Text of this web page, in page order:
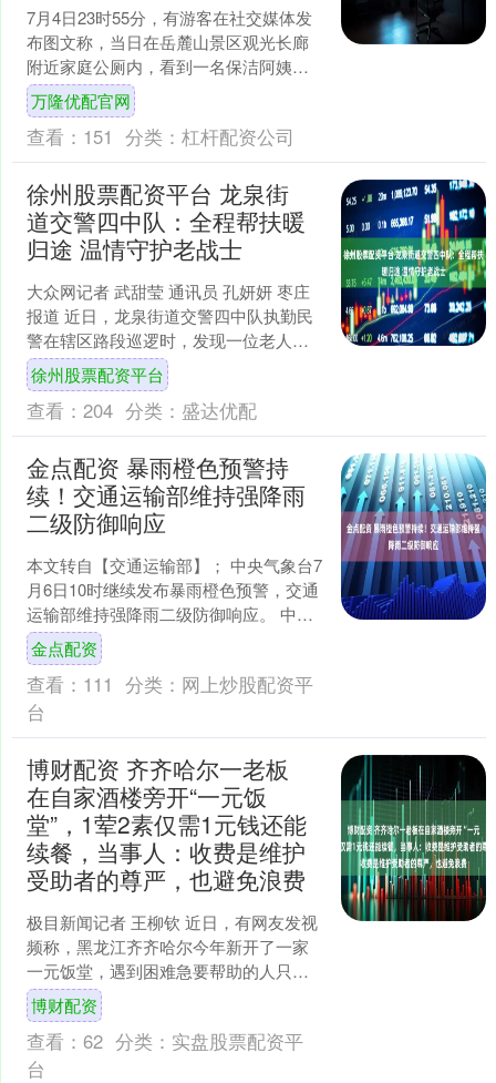
7月4日23时55分，有游客在社交媒体发
布图文称，当日在岳麓山景区观光长廊
附近家庭公厕内，看到一名保洁阿姨坐
在地上、紧挨卫生设施吃午饭，饭菜直
接置于地面，并称“....
万隆优配官网
查看： 151 分类： 杠杆配资公司
徐州股票配资平台 龙泉街
道交警四中队：全程帮扶暖
归途 温情守护老战士
大众网记者 武甜莹 通讯员 孔妍妍 枣庄
报道 近日，龙泉街道交警四中队执勤民
警在辖区路段巡逻时，发现一位老人停
在路边，神情焦灼。上前询问后得知，
老人今年93岁，....
徐州股票配资平台
查看： 204 分类： 盛达优配
金点配资 暴雨橙色预警持
续！交通运输部维持强降雨
二级防御响应
本文转自【交通运输部】； 中央气象台7
月6日10时继续发布暴雨橙色预警，交通
运输部维持强降雨二级防御响应。 中央
气象台预计，7月6日14时至7日14时，广
西东部....
金点配资
查看： 111 分类： 网上炒股配资平
台
博财配资 齐齐哈尔一老板
在自家酒楼旁开“一元饭
堂”，1荤2素仅需1元钱还能
续餐，当事人：收费是维护
受助者的尊严，也避免浪费
极目新闻记者 王柳钦 近日，有网友发视
频称，黑龙江齐齐哈尔今年新开了一家
一元饭堂，遇到困难急要帮助的人只要
花1元钱，无需其他任何费用就能吃到一
顿饱饭，暖心善举赢....
博财配资
查看： 62 分类： 实盘股票配资平
台